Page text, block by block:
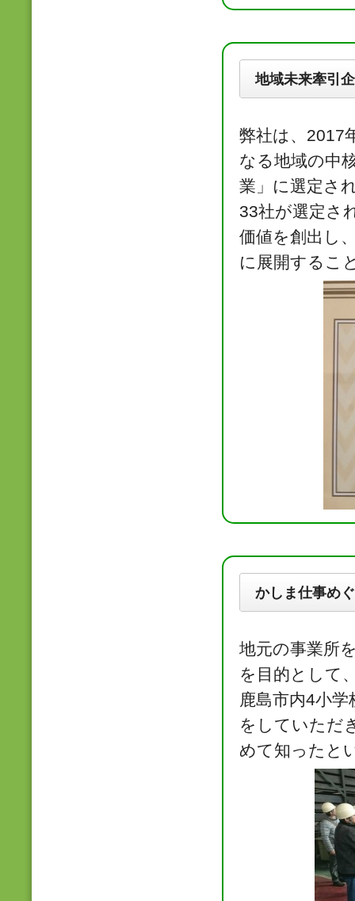
地域未来牽引
弊社は、2017
なる地域の中
業」に選定さ
33社が選定さ
価値を創出し
に展開するこ
かしま仕事め
地元の事業所
を目的として
鹿島市内4小
をしていただ
めて知ったと